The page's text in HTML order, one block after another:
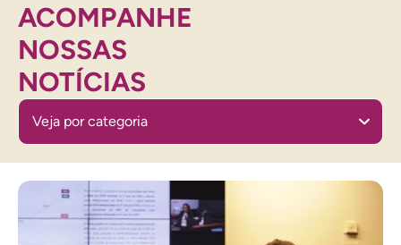
ACOMPANHE
NOSSAS
NOTÍCIAS
Veja por categoria